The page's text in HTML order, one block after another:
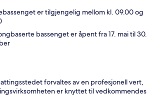
er tilgjengelig mellom kl. 09.00 og
bassenget er åpent fra 17. mai til 30.
forvaltes av en profesjonell vert,
er knyttet til vedkommendes